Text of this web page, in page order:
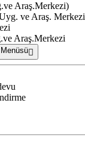
Araş.Merkezi)
ve Araş. Merkezi
Araş.Merkezi